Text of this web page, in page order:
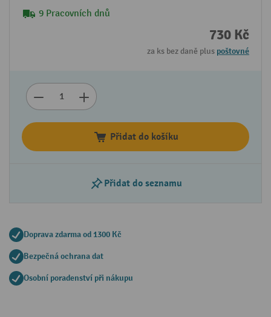
9 Pracovních dnů
730 Kč
za ks bez daně plus poštovné
Přidat do košíku
Přidat do seznamu
Doprava zdarma od 1300 Kč
Bezpečná ochrana dat
Osobní poradenství při nákupu